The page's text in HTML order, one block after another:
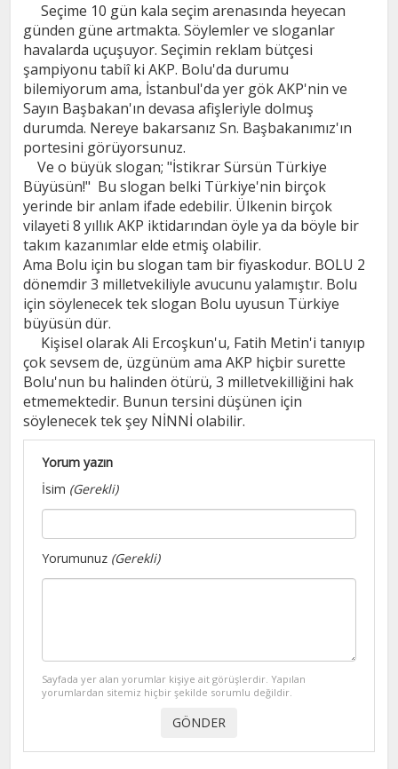
Seçime 10 gün kala seçim arenasında heyecan
günden güne artmakta. Söylemler ve sloganlar
havalarda uçuşuyor. Seçimin reklam bütçesi
şampiyonu tabiî ki AKP. Bolu'da durumu
bilemiyorum ama, İstanbul'da yer gök AKP'nin ve
Sayın Başbakan'ın devasa afişleriyle dolmuş
durumda. Nereye bakarsanız Sn. Başbakanımız'ın
portesini görüyorsunuz.
Ve o büyük slogan; "İstikrar Sürsün Türkiye
Büyüsün!" Bu slogan belki Türkiye'nin birçok
yerinde bir anlam ifade edebilir. Ülkenin birçok
vilayeti 8 yıllık AKP iktidarından öyle ya da böyle bir
takım kazanımlar elde etmiş olabilir.
Ama Bolu için bu slogan tam bir fiyaskodur. BOLU 2
dönemdir 3 milletvekiliyle avucunu yalamıştır. Bolu
için söylenecek tek slogan Bolu uyusun Türkiye
büyüsün dür.
Kişisel olarak Ali Ercoşkun'u, Fatih Metin'i tanıyıp
çok sevsem de, üzgünüm ama AKP hiçbir surette
Bolu'nun bu halinden ötürü, 3 milletvekilliğini hak
etmemektedir. Bunun tersini düşünen için
söylenecek tek şey NİNNİ olabilir.
Yorum yazın
İsim (Gerekli)
Yorumunuz (Gerekli)
Sayfada yer alan yorumlar kişiye ait görüşlerdir. Yapılan
yorumlardan sitemiz hiçbir şekilde sorumlu değildir.